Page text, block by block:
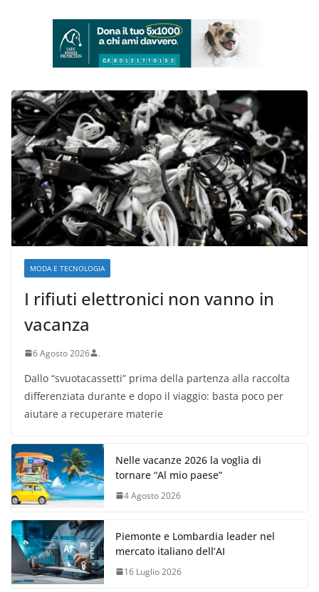
MODA E TECNOLOGIA
I rifiuti elettronici non vanno in
vacanza
6 Agosto 2026 .
Dallo “svuotacassetti” prima della partenza alla raccolta
differenziata durante e dopo il viaggio: basta poco per
aiutare a recuperare materie
Nelle vacanze 2026 la voglia di
tornare “Al mio paese”
4 Agosto 2026
Piemonte e Lombardia leader nel
mercato italiano dell’AI
16 Luglio 2026